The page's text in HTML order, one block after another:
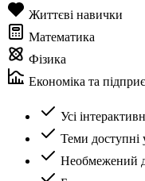
Життєві навички
Математика
Фізика
Економіка та
Усі
Теми доступні
Необмежений